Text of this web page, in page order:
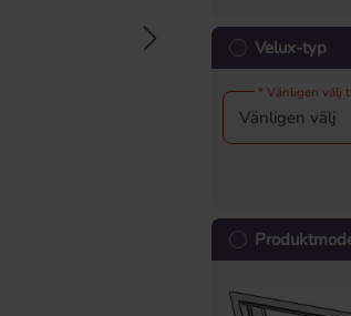
Velux-typ
* Vänligen välj